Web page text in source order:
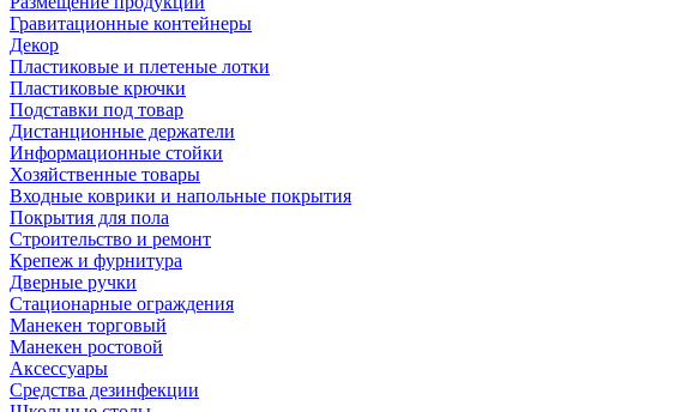
Гравитационные контейнеры
Декор
Пластиковые и плетеные лотки
Пластиковые крючки
Подставки под товар
Дистанционные держатели
Информационные стойки
Хозяйственные товары
Входные коврики и напольные покрытия
Покрытия для пола
Строительство и ремонт
Крепеж и фурнитура
Дверные ручки
Стационарные ограждения
Манекен торговый
Манекен ростовой
Аксессуары
Средства дезинфекции